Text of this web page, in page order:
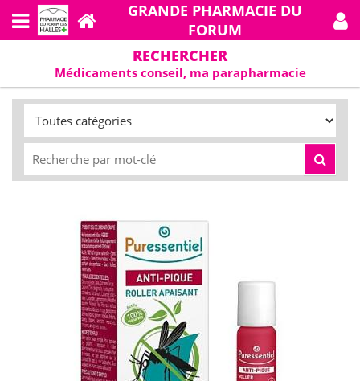
GRANDE PHARMACIE DU
FORUM
RECHERCHER
Médicaments conseil, ma parapharmacie